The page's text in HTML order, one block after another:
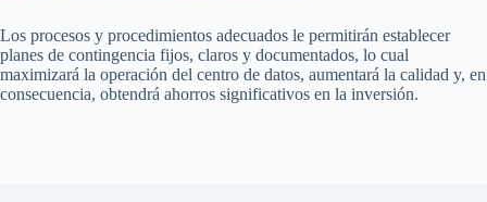
Los procesos y procedimientos adecuados le permitirán establecer
planes de contingencia fijos, claros y documentados, lo cual
maximizará la operación del centro de datos, aumentará la calidad y, en
consecuencia, obtendrá ahorros significativos en la inversión.